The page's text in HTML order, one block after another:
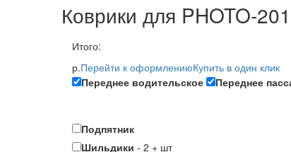
Коврики для PHOTO-
Итого:
р.Перейти к оформлениюКупить в один клик
Переднее водительское
Переднее
Подпятник
Шильдики - 2 + шт